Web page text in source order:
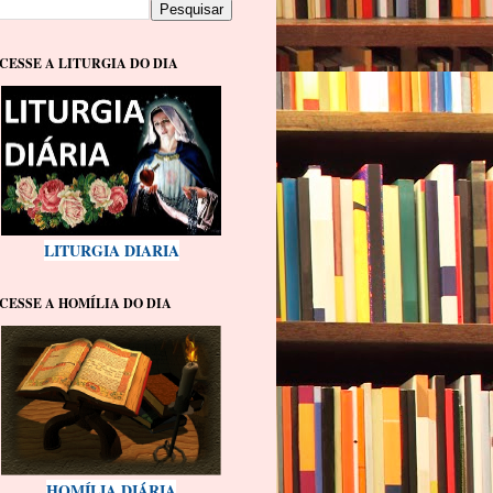
A LITURGIA DO DIA
LITURGIA DIARIA
A HOMÍLIA DO DIA